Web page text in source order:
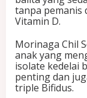
tanpa pemanis
Vitamin D.
Morinaga Chil
anak yang
isolate kedelai
penting dan
triple Bifidus.